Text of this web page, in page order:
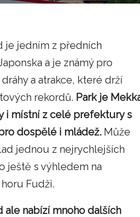
je jedním z předních
a je známý pro
a atrakce, které drží
rekordů. Park je
i místní z celé prefektury s
dospělé i mládež. Může
jednou z nejrychlejších
ještě s výhledem na
Fudži.
ale nabízí mnoho dalších